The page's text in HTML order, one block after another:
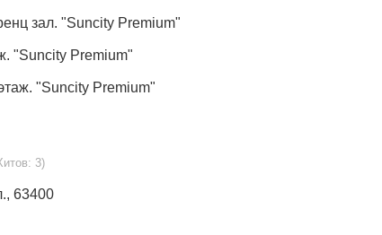
зал. "Suncity Premium"
"Suncity Premium"
"Suncity Premium"
3)
63400